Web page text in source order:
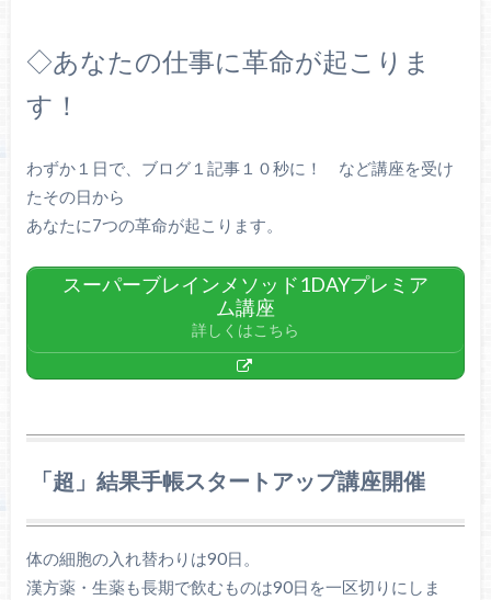
◇あなたの仕事に革命が起こりま
す！
わずか１日で、ブログ１記事１０秒に！ など講座を受け
たその日から
あなたに7つの革命が起こります。
スーパーブレインメソッド1DAYプレミア
ム講座
詳しくはこちら
「超」結果手帳スタートアップ講座開催
体の細胞の入れ替わりは90日。
漢方薬・生薬も長期で飲むものは90日を一区切りにしま